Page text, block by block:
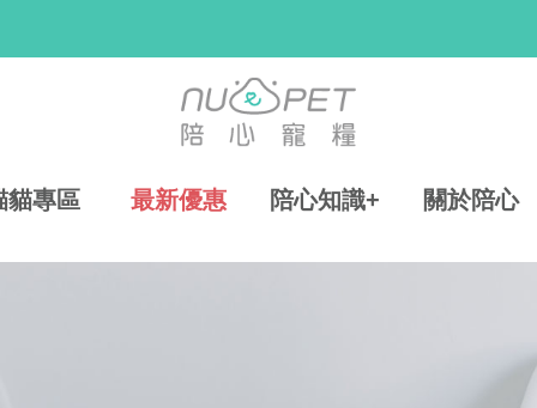
貓專區 最新優惠 陪心知識+ 關於陪心